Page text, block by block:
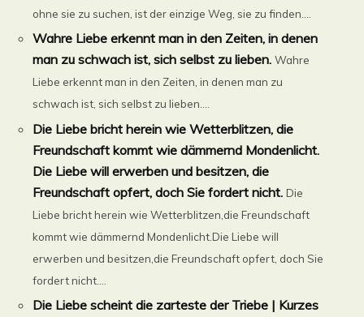
ohne sie zu suchen, ist der einzige Weg, sie zu finden....
Wahre Liebe erkennt man in den Zeiten, in denen
man zu schwach ist, sich selbst zu lieben. Wahre
Liebe erkennt man in den Zeiten, in denen man zu
schwach ist, sich selbst zu lieben....
Die Liebe bricht herein wie Wetterblitzen, die
Freundschaft kommt wie dämmernd Mondenlicht.
Die Liebe will erwerben und besitzen, die
Freundschaft opfert, doch Sie fordert nicht. Die
Liebe bricht herein wie Wetterblitzen,die Freundschaft
kommt wie dämmernd Mondenlicht.Die Liebe will
erwerben und besitzen,die Freundschaft opfert, doch Sie
fordert nicht....
Die Liebe scheint die zarteste der Triebe | Kurzes